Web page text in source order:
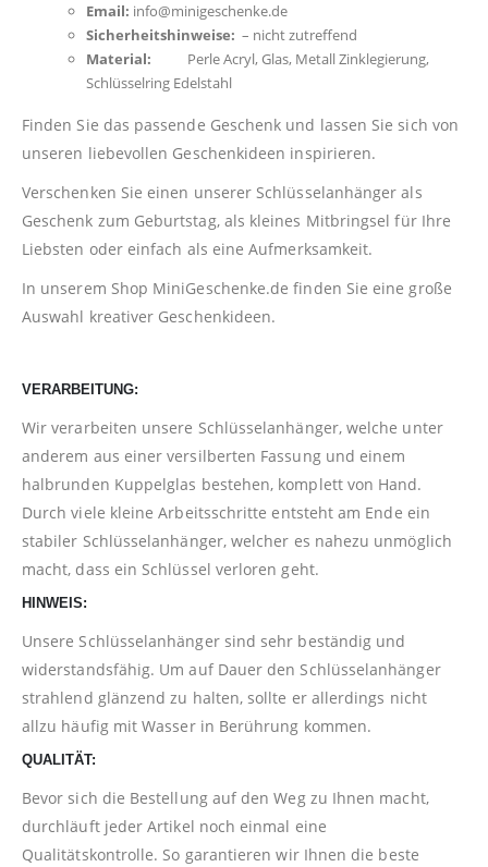
Email: info@minigeschenke.de
Sicherheitshinweise: – nicht zutreffend
Material: Perle Acryl, Glas, Metall Zinklegierung,
Schlüsselring Edelstahl
Finden Sie das passende Geschenk und lassen Sie sich von
unseren liebevollen Geschenkideen inspirieren.
Verschenken Sie einen unserer Schlüsselanhänger als
Geschenk zum Geburtstag, als kleines Mitbringsel für Ihre
Liebsten oder einfach als eine Aufmerksamkeit.
In unserem Shop MiniGeschenke.de finden Sie eine große
Auswahl kreativer Geschenkideen.
VERARBEITUNG:
Wir verarbeiten unsere Schlüsselanhänger, welche unter
anderem aus einer versilberten Fassung und einem
halbrunden Kuppelglas bestehen, komplett von Hand.
Durch viele kleine Arbeitsschritte entsteht am Ende ein
stabiler Schlüsselanhänger, welcher es nahezu unmöglich
macht, dass ein Schlüssel verloren geht.
HINWEIS:
Unsere Schlüsselanhänger sind sehr beständig und
widerstandsfähig. Um auf Dauer den Schlüsselanhänger
strahlend glänzend zu halten, sollte er allerdings nicht
allzu häufig mit Wasser in Berührung kommen.
QUALITÄT:
Bevor sich die Bestellung auf den Weg zu Ihnen macht,
durchläuft jeder Artikel noch einmal eine
Qualitätskontrolle. So garantieren wir Ihnen die beste